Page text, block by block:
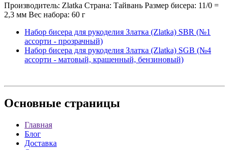
Производитель: Zlatka Страна: Тайвань Размер бисера: 11/0 =
2,3 мм Вес набора: 60 г
Набор бисера для рукоделия Златка (Zlatka) SBR (№1
ассорти - прозрачный)
Набор бисера для рукоделия Златка (Zlatka) SGB (№4
ассорти - матовый, крашенный, бензиновый)
Основные страницы
Главная
Блог
Доставка